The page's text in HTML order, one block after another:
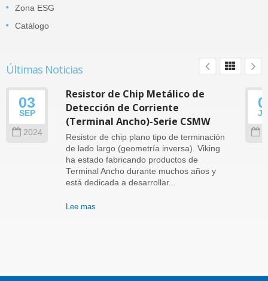
Zona ESG
Catálogo
Últimas Noticias
03
SEP
2024
Resistor de Chip Metálico de
Detección de Corriente
(Terminal Ancho)-Serie CSMW
Resistor de chip plano tipo de terminación
de lado largo (geometría inversa). Viking
ha estado fabricando productos de
Terminal Ancho durante muchos años y
está dedicada a desarrollar...
Lee mas